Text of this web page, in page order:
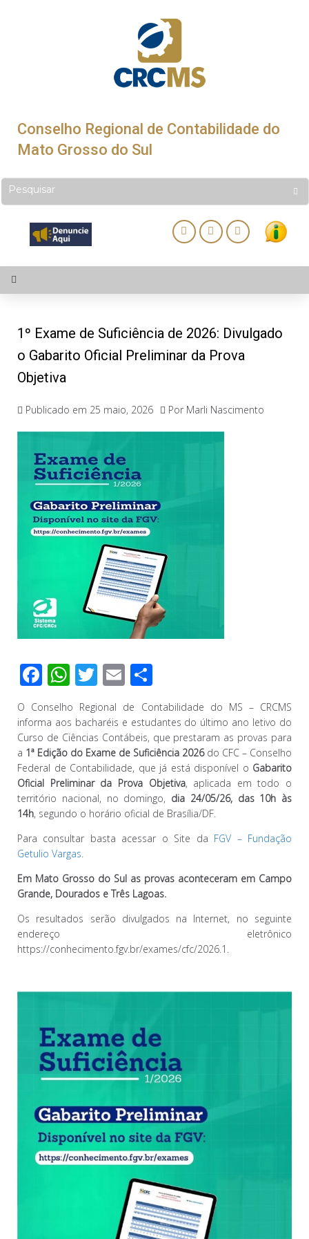
Conselho Regional de Contabilidade do
Mato Grosso do Sul
1º Exame de Suficiência de 2026: Divulgado
o Gabarito Oficial Preliminar da Prova
Objetiva
Publicado em 25 maio, 2026 Por Marli Nascimento
F
ac
e
b
o
o
k
W
h
at
s
A
p
p
T
wi
tt
er
E
m
ail
o
m
p
ar
til
h
ar
O Conselho Regional de Contabilidade do MS – CRCMS
informa aos bacharéis e estudantes do último ano letivo do
Curso de Ciências Contábeis, que prestaram as provas para
a 1ª Edição do Exame de Suficiência 2026 do CFC – Conselho
Federal de Contabilidade, que já está disponível o Gabarito
Oficial Preliminar da Prova Objetiva, aplicada em todo o
território nacional, no domingo, dia 24/05/26, das 10h às
14h, segundo o horário oficial de Brasília/DF.
Para consultar basta acessar o Site da FGV – Fundação
Getulio Vargas
Em Mato Grosso do Sul as provas aconteceram em Campo
Grande, Dourados e Três Lagoas.
Os resultados serão divulgados na Internet, no seguinte
endereço eletrônico
https://conhecimento.fgv.br/exames/cfc/2026.1.